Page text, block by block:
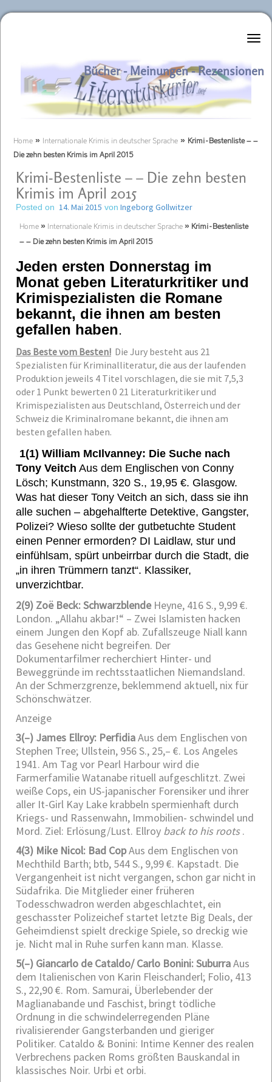
Literaturkurier.net
Bücher - Meinungen - Rezensionen
Home » Internationale Krimis in deutscher Sprache » Krimi-Bestenliste – –
Die zehn besten Krimis im April 2015
Krimi-Bestenliste – – Die zehn besten
Krimis im April 2015
Posted on 14. Mai 2015 von Ingeborg Gollwitzer
Home » Internationale Krimis in deutscher Sprache » Krimi-Bestenliste
– – Die zehn besten Krimis im April 2015
Jeden ersten Donnerstag im
Monat geben Literaturkritiker und
Krimispezialisten die Romane
bekannt, die ihnen am besten
gefallen haben.
Das Beste vom Besten! Die Jury besteht aus 21
Spezialisten für Kriminalliteratur, die aus der laufenden
Produktion jeweils 4 Titel vorschlagen, die sie mit 7,5,3
oder 1 Punkt bewerten 0 21 Literaturkritiker und
Krimispezialisten aus Deutschland, Österreich und der
Schweiz die Kriminalromane bekannt, die ihnen am
besten gefallen haben.
1(1) William McIlvanney: Die Suche nach
Tony Veitch Aus dem Englischen von Conny
Lösch; Kunstmann, 320 S., 19,95 €. Glasgow.
Was hat dieser Tony Veitch an sich, dass sie ihn
alle suchen – abgehalfterte Detektive, Gangster,
Polizei? Wieso sollte der gutbetuchte Student
einen Penner ermorden? DI Laidlaw, stur und
einfühlsam, spürt unbeirrbar durch die Stadt, die
„in ihren Trümmern tanzt“. Klassiker,
unverzichtbar.
2(9) Zoë Beck: SchwarzblendeHeyne, 416 S., 9,99 €.
London. „Allahu akbar!“ – Zwei Islamisten hacken
einem Jungen den Kopf ab. Zufallszeuge Niall kann
das Gesehene nicht begreifen. Der
Dokumentarfilmer recherchiert Hinter- und
Beweggründe im rechtsstaatlichen Niemandsland.
An der Schmerzgrenze, beklemmend aktuell, nix für
Schönschwätzer.
Anzeige
3(–) James Ellroy: PerfidiaAus dem Englischen von
Stephen Tree; Ullstein, 956 S., 25,– €. Los Angeles
1941. Am Tag vor Pearl Harbour wird die
Farmerfamilie Watanabe rituell aufgeschlitzt. Zwei
weiße Cops, ein US-japanischer Forensiker und ihrer
aller It-Girl Kay Lake krabbeln spermienhaft durch
Kriegs- und Rassenwahn, Immobilien- schwindel und
Mord. Ziel: Erlösung/Lust. Ellroy back to his roots.
4(3) Mike Nicol: Bad CopAus dem Englischen von
Mechthild Barth; btb, 544 S., 9,99 €. Kapstadt. Die
Vergangenheit ist nicht vergangen, schon gar nicht in
Südafrika. Die Mitglieder einer früheren
Todesschwadron werden abgeschlachtet, ein
geschasster Polizeichef startet letzte Big Deals, der
Geheimdienst spielt dreckige Spiele, so dreckig wie
je. Nicht mal in Ruhe surfen kann man. Klasse.
5(–) Giancarlo de Cataldo/ Carlo Bonini: SuburraAus
dem Italienischen von Karin Fleischanderl; Folio, 413
S., 22,90 €. Rom. Samurai, Überlebender der
Maglianabande und Faschist, bringt tödliche
Ordnung in die schwindelerregenden Pläne
rivalisierender Gangsterbanden und gieriger
Politiker. Cataldo & Bonini: Intime Kenner des realen
Verbrechens packen Roms größten Bauskandal in
klassisches Noir. Urbi et orbi.